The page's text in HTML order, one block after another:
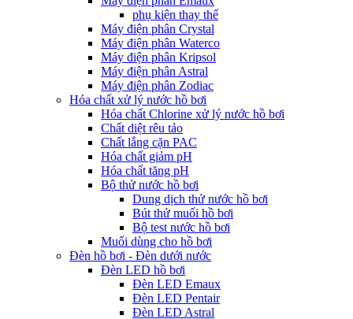
phụ kiện thay thế
Máy điện phân Crystal
Máy điện phân Waterco
Máy điện phân Kripsol
Máy điện phân Astral
Máy điện phân Zodiac
Hóa chất xử lý nước hồ bơi
Hóa chất Chlorine xử lý nước hồ bơi
Chất diệt rêu tảo
Chất lắng cặn PAC
Hóa chất giảm pH
Hóa chất tăng pH
Bộ thử nước hồ bơi
Dung dịch thử nước hồ bơi
Bút thử muối hồ bơi
Bộ test nước hồ bơi
Muối dùng cho hồ bơi
Đèn hồ bơi - Đèn dưới nước
Đèn LED hồ bơi
Đèn LED Emaux
Đèn LED Pentair
Đèn LED Astral